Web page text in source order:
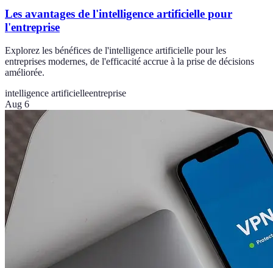
Les avantages de l'intelligence artificielle pour
l'entreprise
Explorez les bénéfices de l'intelligence artificielle pour les
entreprises modernes, de l'efficacité accrue à la prise de décisions
améliorée.
intelligence artificielleentreprise
Aug 6